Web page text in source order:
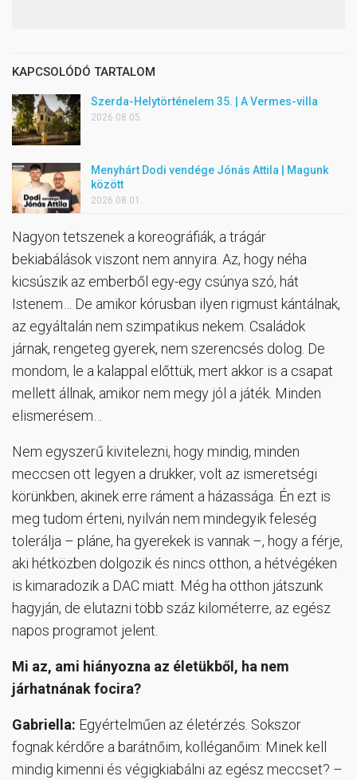
KAPCSOLÓDÓ TARTALOM
Szerda-Helytörténelem 35. | A Vermes-villa
2026.08.05.
Menyhárt Dodi vendége Jónás Attila | Magunk
között
2026.08.01.
Nagyon tetszenek a koreográfiák, a trágár
bekiabálások viszont nem annyira. Az, hogy néha
kicsúszik az emberből egy-egy csúnya szó, hát
Istenem… De amikor kórusban ilyen rigmust kántálnak,
az egyáltalán nem szimpatikus nekem. Családok
járnak, rengeteg gyerek, nem szerencsés dolog. De
mondom, le a kalappal előttük, mert akkor is a csapat
mellett állnak, amikor nem megy jól a játék. Minden
elismerésem…
Nem egyszerű kivitelezni, hogy mindig, minden
meccsen ott legyen a drukker, volt az ismeretségi
körünkben, akinek erre ráment a házassága. Én ezt is
meg tudom érteni, nyilván nem mindegyik feleség
tolerálja – pláne, ha gyerekek is vannak –, hogy a férje,
aki hétközben dolgozik és nincs otthon, a hétvégéken
is kimaradozik a DAC miatt. Még ha otthon játszunk
hagyján, de elutazni több száz kilométerre, az egész
napos programot jelent.
Mi az, ami hiányozna az életükből, ha nem
járhatnának focira?
Gabriella: Egyértelműen az életérzés. Sokszor
fognak kérdőre a barátnőim, kolléganőim: Minek kell
mindig kimenni és végigkiabálni az egész meccset? –